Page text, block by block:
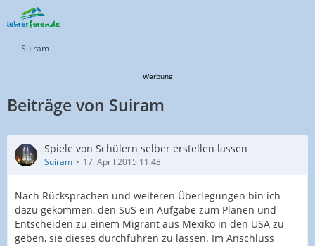
Suiram
Werbung
Beiträge von Suiram
Spiele von Schülern selber erstellen lassen
Suiram 17. April 2015 11:48
Nach Rücksprachen und weiteren Überlegungen bin ich
dazu gekommen, den SuS ein Aufgabe zum Planen und
Entscheiden zu einem Migrant aus Mexiko in den USA zu
geben, sie dieses durchführen zu lassen. Im Anschluss